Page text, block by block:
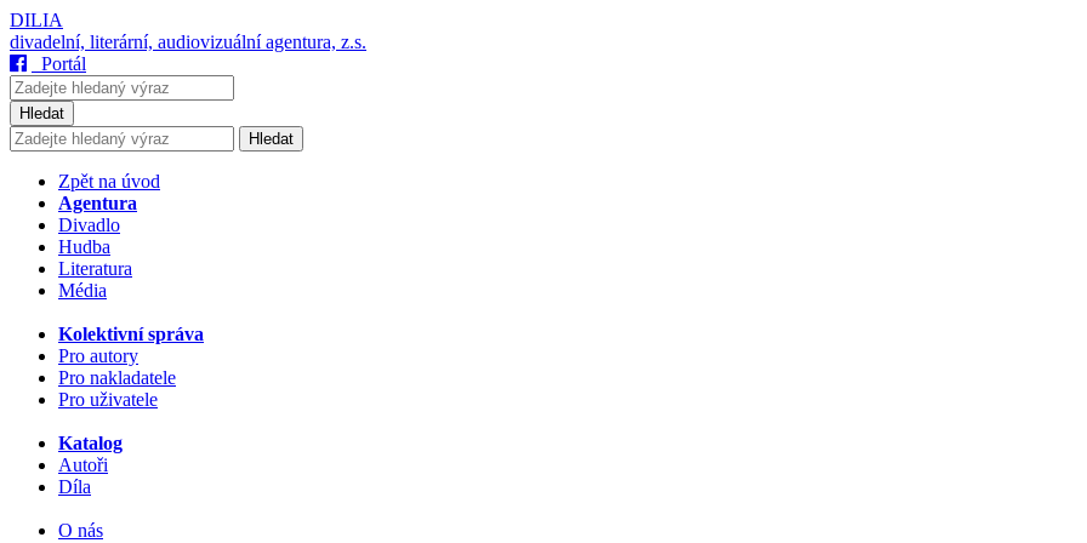
DILIA
divadelní, literární, audiovizuální agentura, z.s.
Portál
Hledat
Hledat
Zpět na úvod
Agentura
Divadlo
Hudba
Literatura
Média
Kolektivní správa
Pro autory
Pro nakladatele
Pro uživatele
Katalog
Autoři
Díla
O nás